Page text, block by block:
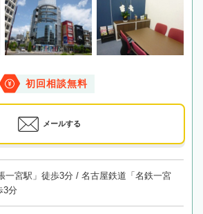
初回相談無料
メールする
一宮駅」徒歩3分 / 名古屋鉄道「名鉄一宮
3分